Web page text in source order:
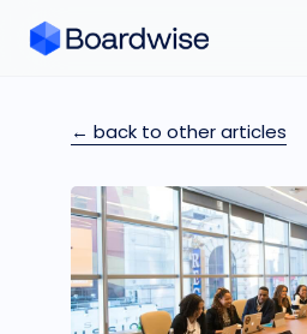
← back to other articles